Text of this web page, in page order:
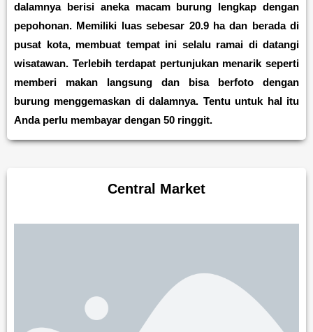
dalamnya berisi aneka macam burung lengkap dengan
pepohonan. Memiliki luas sebesar 20.9 ha dan berada di
pusat kota, membuat tempat ini selalu ramai di datangi
wisatawan. Terlebih terdapat pertunjukan menarik seperti
memberi makan langsung dan bisa berfoto dengan
burung menggemaskan di dalamnya. Tentu untuk hal itu
Anda perlu membayar dengan 50 ringgit.
Central Market